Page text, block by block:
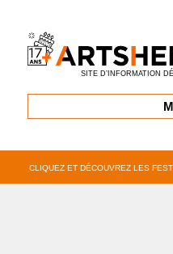
SITE D’INFORMATION
CLIQUEZ ET DÉCOUVREZ LES